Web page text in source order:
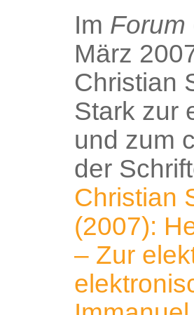
Im Forum
März
Christian
Stark zur
und zum
der
Christian
(2007):
– Zur